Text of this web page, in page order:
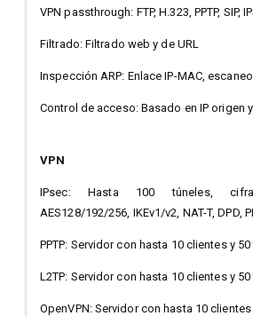
VPN passthrough: FTP, H.323, PPTP, SIP,
Filtrado: Filtrado web y de URL
Inspección ARP: Enlace IP-MAC,
Control de acceso: Basado en IP origen
VPN
IPsec: Hasta 100 túneles,
AES128/192/256, IKEv1/v2, NAT-T, DPD,
PPTP: Servidor con hasta 10 clientes y
L2TP: Servidor con hasta 10 clientes y
OpenVPN: Servidor con hasta 10